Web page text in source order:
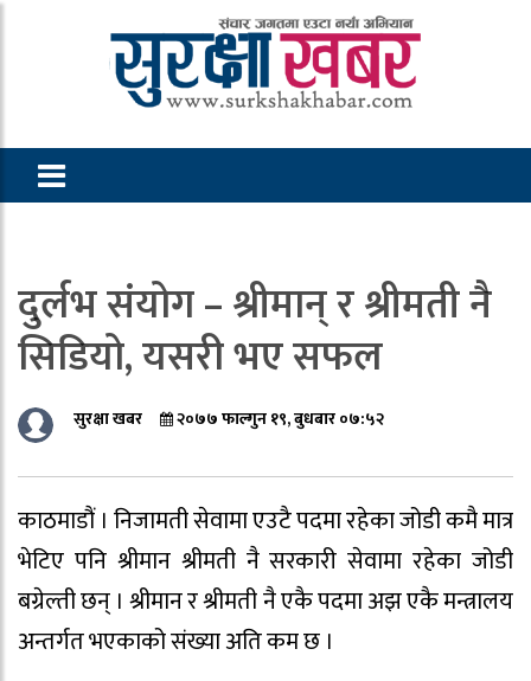
दुर्लभ संयोग – श्रीमान् र श्रीमती नै
सिडियो, यसरी भए सफल
सुरक्षा खबर २०७७ फाल्गुन १९, बुधबार ०७:५२
काठमाडौं । निजामती सेवामा एउटै पदमा रहेका जोडी कमै मात्र
भेटिए पनि श्रीमान श्रीमती नै सरकारी सेवामा रहेका जोडी
बग्रेल्ती छन् । श्रीमान र श्रीमती नै एकै पदमा अझ एकै मन्त्रालय
अन्तर्गत भएकाको संख्या अति कम छ ।